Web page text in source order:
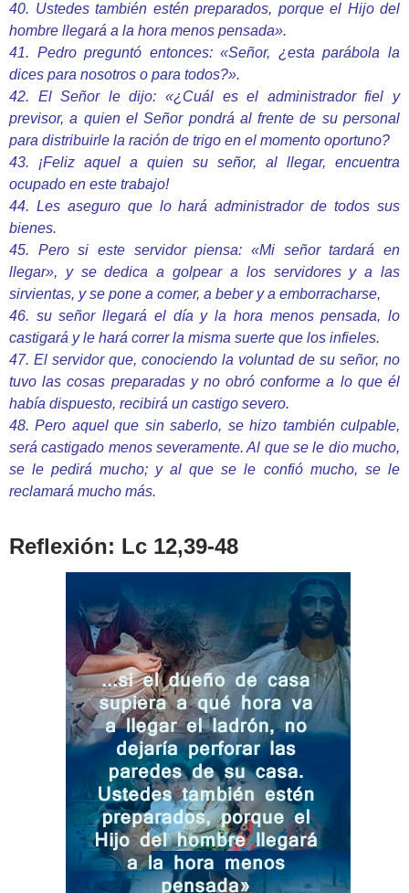
40. Ustedes también estén preparados, porque el Hijo del
hombre llegará a la hora menos pensada».
41. Pedro preguntó entonces: «Señor, ¿esta parábola la
dices para nosotros o para todos?».
42. El Señor le dijo: «¿Cuál es el administrador fiel y
previsor, a quien el Señor pondrá al frente de su personal
para distribuirle la ración de trigo en el momento oportuno?
43. ¡Feliz aquel a quien su señor, al llegar, encuentra
ocupado en este trabajo!
44. Les aseguro que lo hará administrador de todos sus
bienes.
45. Pero si este servidor piensa: «Mi señor tardará en
llegar», y se dedica a golpear a los servidores y a las
sirvientas, y se pone a comer, a beber y a emborracharse,
46. su señor llegará el día y la hora menos pensada, lo
castigará y le hará correr la misma suerte que los infieles.
47. El servidor que, conociendo la voluntad de su señor, no
tuvo las cosas preparadas y no obró conforme a lo que él
había dispuesto, recibirá un castigo severo.
48. Pero aquel que sin saberlo, se hizo también culpable,
será castigado menos severamente. Al que se le dio mucho,
se le pedirá mucho; y al que se le confió mucho, se le
reclamará mucho más.
Reflexión: Lc 12,39-48